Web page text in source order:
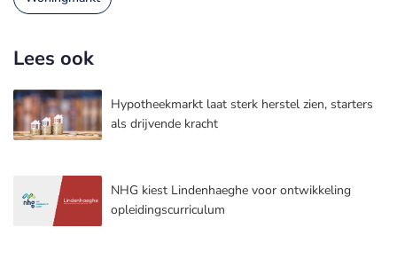
Lees ook
Hypotheekmarkt laat sterk herstel zien, starters
als drijvende kracht
NHG kiest Lindenhaeghe voor ontwikkeling
opleidingscurriculum